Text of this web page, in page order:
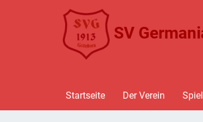
SV
Startseite Der Verein